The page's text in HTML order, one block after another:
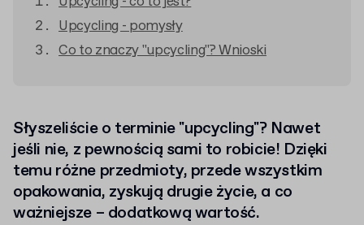
Upcycling - pomysły
Co to znaczy "upcycling"? Wnioski
Słyszeliście o terminie "upcycling"? Nawet
jeśli nie, z pewnością sami to robicie! Dzięki
temu różne przedmioty, przede wszystkim
opakowania, zyskują drugie życie, a co
ważniejsze – dodatkową wartość.